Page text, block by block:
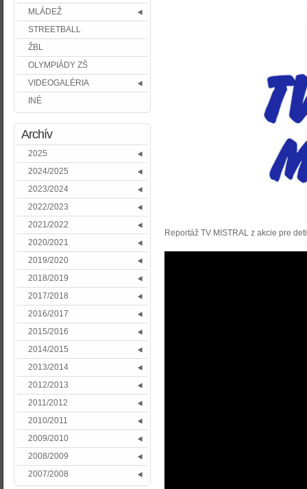
MLÁDEŽ
STREETBALL
ŽBL
OLYMPIÁDY ZŠ
VIDEOGALÉRIA
INÉ
Archív
2025
2024/2025
2023/2024
2022/2023
2021/2022
2020/2021
2019/2020
2018/2019
2017/2018
2016/2017
2015/2016
2014/2015
2013/2014
2012/2013
2011/2012
2010/2011
2009/2010
2008/2009
2007/2008
Reportáž TV MISTRAL z akcie pre